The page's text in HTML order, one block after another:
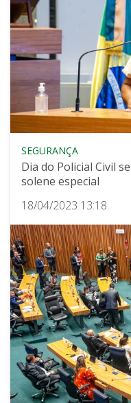
SEGURANÇA
Dia do Policial Civil
solene especial
18/04/2023 13:18